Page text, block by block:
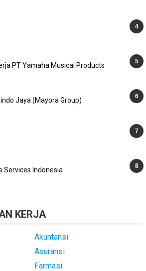
PT Yamaha Musical Products
Jaya (Mayora Group)
Services Indonesia
KERJA
Akuntansi
Asuransi
Farmasi